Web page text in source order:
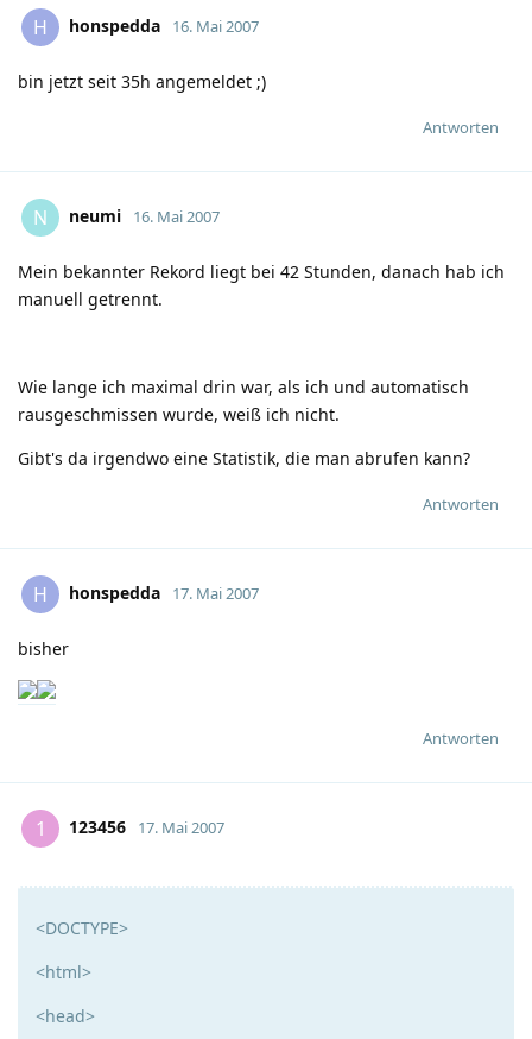
H honspedda 16. Mai 2007
bin jetzt seit 35h angemeldet ;)
Antworten
N neumi 16. Mai 2007
Mein bekannter Rekord liegt bei 42 Stunden, danach hab ich
manuell getrennt.
Wie lange ich maximal drin war, als ich und automatisch
rausgeschmissen wurde, weiß ich nicht.
Gibt's da irgendwo eine Statistik, die man abrufen kann?
Antworten
H honspedda 17. Mai 2007
bisher
Antworten
1 123456 17. Mai 2007
<DOCTYPE>
<html>
<head>